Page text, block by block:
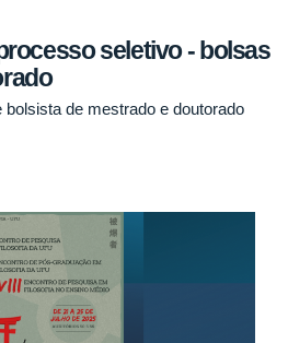
seletivo - bolsas
de mestrado e doutorado